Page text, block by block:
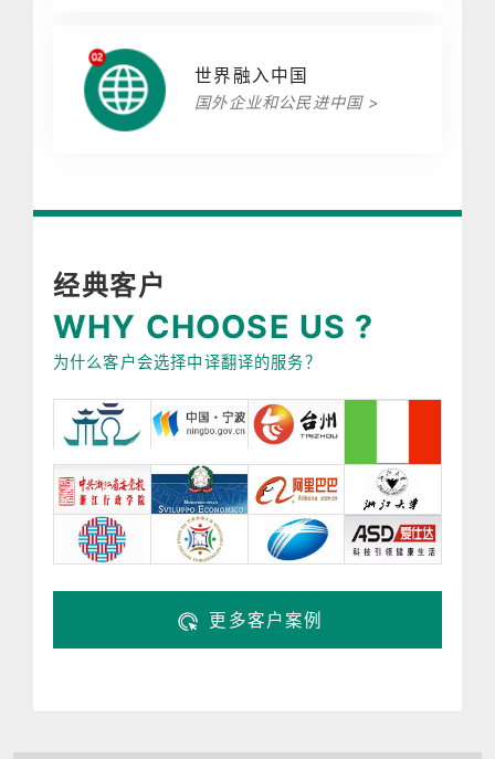
世界融入中国
国外企业和公民进中国 >
经典客户
WHY CHOOSE US ?
为什么客户会选择中译翻译的服务？
更多客户案例